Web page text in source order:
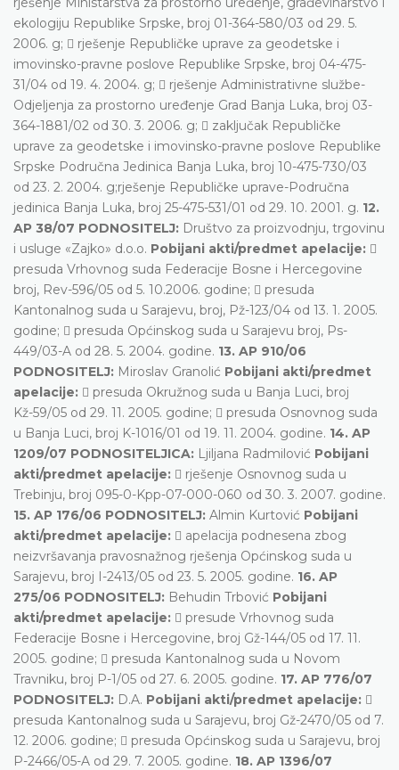
ekologiju Republike Srpske, broj 01-364-580/03 od 29. 5.
2006. g;  rješenje Republičke uprave za geodetske i
imovinsko-pravne poslove Republike Srpske, broj 04-475-
31/04 od 19. 4. 2004. g;  rješenje Administrativne službe-
Odjeljenja za prostorno uređenje Grad Banja Luka, broj 03-
364-1881/02 od 30. 3. 2006. g;  zaključak Republičke
uprave za geodetske i imovinsko-pravne poslove Republike
Srpske Područna Jedinica Banja Luka, broj 10-475-730/03
od 23. 2. 2004. g;rješenje Republičke uprave-Područna
jedinica Banja Luka, broj 25-475-531/01 od 29. 10. 2001. g. 12.
AP 38/07 PODNOSITELJ: Društvo za proizvodnju, trgovinu
i usluge «Zajko» d.o.o. Pobijani akti/predmet apelacije: 
presuda Vrhovnog suda Federacije Bosne i Hercegovine
broj, Rev-596/05 od 5. 10.2006. godine;  presuda
Kantonalnog suda u Sarajevu, broj, Pž-123/04 od 13. 1. 2005.
godine;  presuda Općinskog suda u Sarajevu broj, Ps-
449/03-A od 28. 5. 2004. godine. 13. AP 910/06
PODNOSITELJ: Miroslav Granolić Pobijani akti/predmet
apelacije:  presuda Okružnog suda u Banja Luci, broj
Kž-59/05 od 29. 11. 2005. godine;  presuda Osnovnog suda
u Banja Luci, broj K-1016/01 od 19. 11. 2004. godine. 14. AP
1209/07 PODNOSITELJICA: Ljiljana Radmilović Pobijani
akti/predmet apelacije:  rješenje Osnovnog suda u
Trebinju, broj 095-0-Kpp-07-000-060 od 30. 3. 2007. godine.
15. AP 176/06 PODNOSITELJ: Almin Kurtović Pobijani
akti/predmet apelacije:  apelacija podnesena zbog
neizvršavanja pravosnažnog rješenja Općinskog suda u
Sarajevu, broj I-2413/05 od 23. 5. 2005. godine. 16. AP
275/06 PODNOSITELJ: Behudin Trbović Pobijani
akti/predmet apelacije:  presude Vrhovnog suda
Federacije Bosne i Hercegovine, broj Gž-144/05 od 17. 11.
2005. godine;  presuda Kantonalnog suda u Novom
Travniku, broj P-1/05 od 27. 6. 2005. godine. 17. AP 776/07
PODNOSITELJ: D.A. Pobijani akti/predmet apelacije: 
presuda Kantonalnog suda u Sarajevu, broj Gž-2470/05 od 7.
12. 2006. godine;  presuda Općinskog suda u Sarajevu, broj
P-2466/05-A od 29. 7. 2005. godine. 18. AP 1396/07